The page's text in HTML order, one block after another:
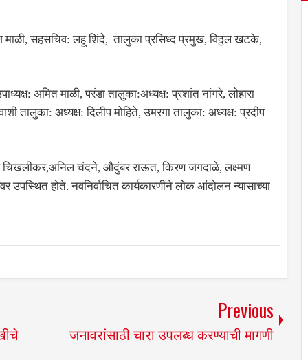
माळी, सहसचिव: लहू शिंदे, तालुका प्रसिध्द प्रमुख, विठ्ठल खटके,
अमित माळी, परंडा तालुका:अध्यक्ष: प्रशांत नांगरे, लोहारा
तालुका: अध्यक्ष: दिलीप मोहिते, उमरगा तालुका: अध्यक्ष: प्रदीप
चिखलीकर,अनिल चंदने, औदुंबर राऊत, किरण जगदाळे, लक्ष्मण
होते. नवनिर्वाचित कार्यकारणीने लोक आंदोलन न्यासाच्या
Previous
जनावरांसाठी चारा उपलब्ध करण्याची मागणी